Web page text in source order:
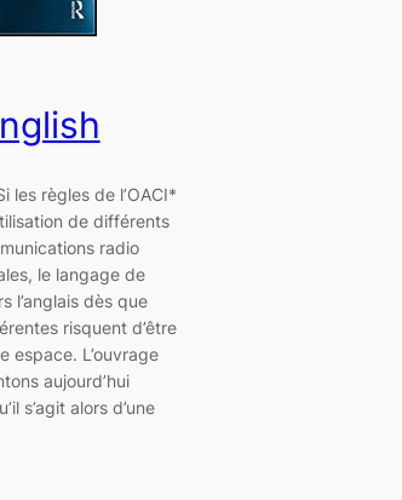
les règles de l’OACI*
de différents
radio
le langage de
l’anglais dès que
risquent d’être
espace. L’ouvrage
aujourd’hui
s’agit alors d’une